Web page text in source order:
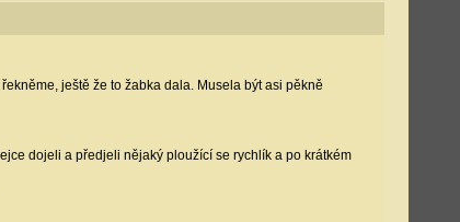
ještě že to žabka dala. Musela být asi pěkně
dojeli a předjeli nějaký ploužící se rychlík a po krátkém